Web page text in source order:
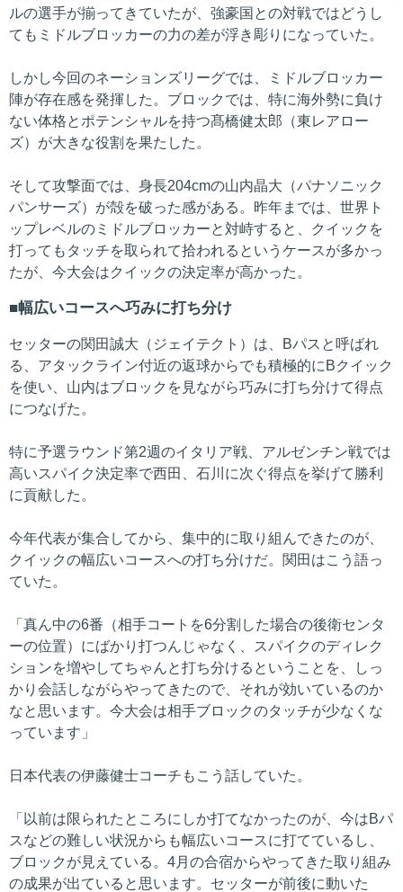
ルの選手が揃ってきていたが、強豪国との対戦ではどうし
てもミドルブロッカーの力の差が浮き彫りになっていた。
しかし今回のネーションズリーグでは、ミドルブロッカー
陣が存在感を発揮した。ブロックでは、特に海外勢に負け
ない体格とポテンシャルを持つ髙橋健太郎（東レアロー
ズ）が大きな役割を果たした。
そして攻撃面では、身長204cmの山内晶大（パナソニック
パンサーズ）が殻を破った感がある。昨年までは、世界ト
ップレベルのミドルブロッカーと対峙すると、クイックを
打ってもタッチを取られて拾われるというケースが多かっ
たが、今大会はクイックの決定率が高かった。
幅広いコースへ巧みに打ち分け
セッターの関田誠大（ジェイテクト）は、Bパスと呼ばれ
る、アタックライン付近の返球からでも積極的にBクイック
を使い、山内はブロックを見ながら巧みに打ち分けて得点
につなげた。
特に予選ラウンド第2週のイタリア戦、アルゼンチン戦では
高いスパイク決定率で西田、石川に次ぐ得点を挙げて勝利
に貢献した。
今年代表が集合してから、集中的に取り組んできたのが、
クイックの幅広いコースへの打ち分けだ。関田はこう語っ
ていた。
「真ん中の6番（相手コートを6分割した場合の後衛センタ
ーの位置）にばかり打つんじゃなく、スパイクのディレク
ションを増やしてちゃんと打ち分けるということを、しっ
かり会話しながらやってきたので、それが効いているのか
なと思います。今大会は相手ブロックのタッチが少なくな
っています」
日本代表の伊藤健士コーチもこう話していた。
「以前は限られたところにしか打てなかったのが、今はBパ
スなどの難しい状況からも幅広いコースに打てているし、
ブロックが見えている。4月の合宿からやってきた取り組み
の成果が出ていると思います。セッターが前後に動いた